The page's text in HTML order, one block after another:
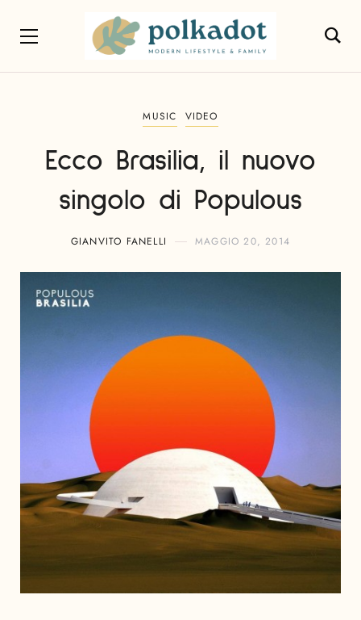
MUSIC VIDEO
Ecco Brasilia, il nuovo
singolo di Populous
GIANVITO FANELLI MAGGIO 20, 2014